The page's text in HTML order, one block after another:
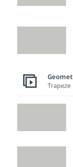
Trapeze